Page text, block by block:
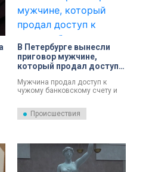
В Петербурге вынесли
приговор мужчине,
который продал доступ к
счету
Мужчина продал доступ к
чужому банковскому счету и
Происшествия